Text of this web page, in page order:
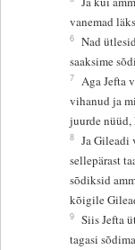
vanemad
6 Nad
saaksime
7 Aga Jefta
vihanud ja
juurde nüüd,
8 Ja Gileadi
sellepärast
sõdiksid
kõigile
9 Siis Jefta
tagasi